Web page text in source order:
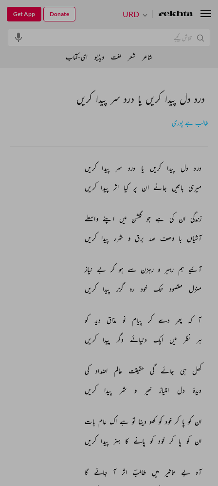
درد دل پیدا کریں یا درد سر پیدا کریں
طالب جے پوری
درد دل پیدا کریں یا درد سر پیدا
کریں
میری باتیں جانے ان پر کیا اثر پیدا کریں
زندگی ان کی ہے جو گلشن میں اپنے واسطے
آشیاں با وصف صد برق و شرر پیدا کریں
آئیے ہم رہبر و رہزن سے ہو کر بے نیاز
منزل
مقصود تک خود رہ گزر پیدا کریں
آ کہ پھر دے کر پیام نو مذاق دید کو
ہر
نظر میں ایک دنیائے دگر پیدا کریں
کھل ہی جائے گی حقیقت عالم اضداد کی
دیدۂ
دل امتیاز خیر و شر پیدا کریں
ان کو پا کر خود کو کھو دینا تو ہے اک عام بات
ان کو پا کر خود کو پانے کا ہنر پیدا کریں
آہ بے تاثیر میں طالبؔ اثر آ جائے
گا
URD
Get App Donate
شاعر شعر لغت ویڈیو ای-کتاب